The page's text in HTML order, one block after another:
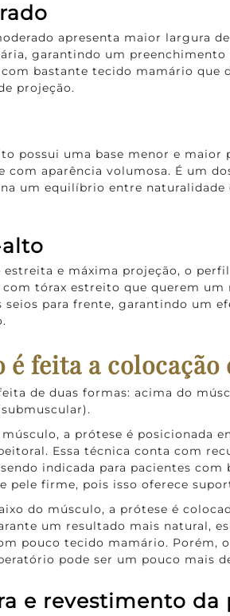
apresenta maior largura
garantindo um preenchimento
bastante tecido mamário que
projeção.
possui uma base menor e maior
com aparência volumosa. É um
um equilíbrio entre naturalidade
estreita e máxima projeção, o
com tórax estreito que querem
seios para frente, garantindo um
é feita a colocação
de duas formas: acima do
a prótese é posicionada
Essa técnica conta com
indicada para pacientes com
pele firme, pois isso oferece
do músculo, a prótese é
um resultado mais natural,
pouco tecido mamário. Porém,
pode ser um pouco mais
e revestimento da